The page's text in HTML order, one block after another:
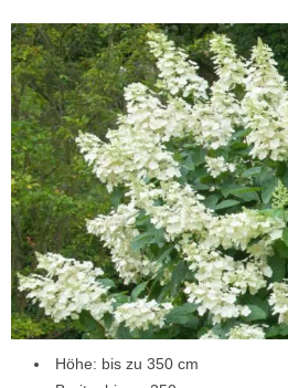
Höhe: bis zu 350 cm